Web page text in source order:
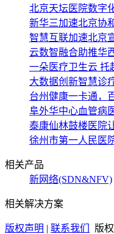
北京天坛医院数字
新华三加速北京协
智慧互联加速北京
云数智融合助推华
一朵医疗卫生云 托
大数据创新智慧诊
台州健康一卡通，
阜外华中心血管病
泰康仙林鼓楼医院
徐州市第一人民医
相关产品
新网络(SDN&NFV)
相关解决方案
版权声明 | 联系我们 版